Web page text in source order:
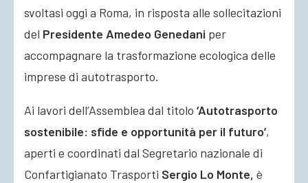
svoltasi oggi a Roma, in risposta alle sollecitazioni
del Presidente Amedeo Genedani per
accompagnare la trasformazione ecologica delle
imprese di autotrasporto.
Ai lavori dell’Assemblea dal titolo ‘Autotrasporto
sostenibile: sfide e opportunità per il futuro’,
aperti e coordinati dal Segretario nazionale di
Confartigianato Trasporti Sergio Lo Monte, è